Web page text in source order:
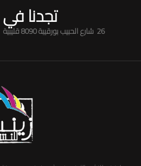
تجدنا فيشارع الحبيب بورقيبة 8090 قليبية 26